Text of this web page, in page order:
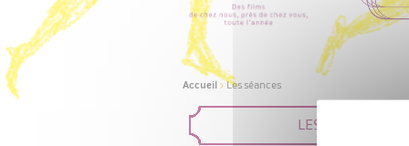
Accueil>Les séances
LES FILMS